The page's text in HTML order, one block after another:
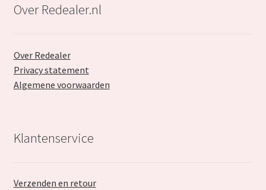
Over Redealer.nl
Over Redealer
Privacy statement
Algemene voorwaarden
Klantenservice
Verzenden en retour